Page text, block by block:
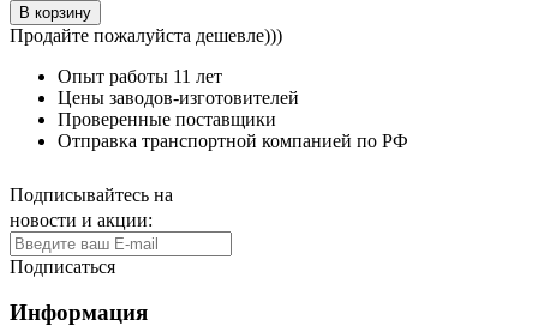
В корзину
Продайте пожалуйста дешевле)))
Опыт работы 11 лет
Цены заводов-изготовителей
Проверенные поставщики
Отправка транспортной компанией по РФ
Подписывайтесь на
новости и акции:
Подписаться
Информация